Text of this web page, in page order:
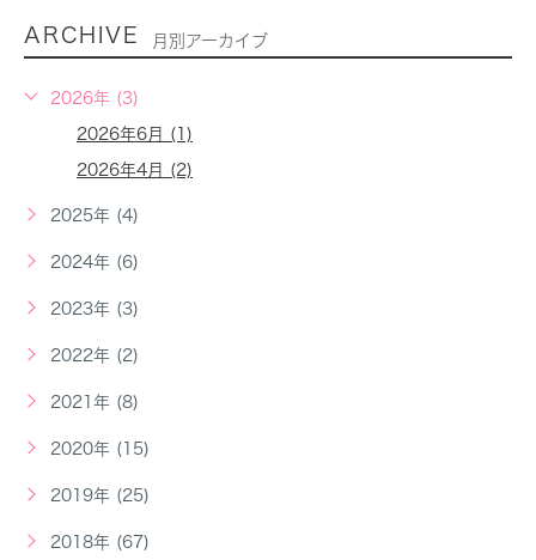
ARCHIVE 月別アーカイブ
2026年 (3)
2026年6月 (1)
2026年4月 (2)
2025年 (4)
2024年 (6)
2023年 (3)
2022年 (2)
2021年 (8)
2020年 (15)
2019年 (25)
2018年 (67)